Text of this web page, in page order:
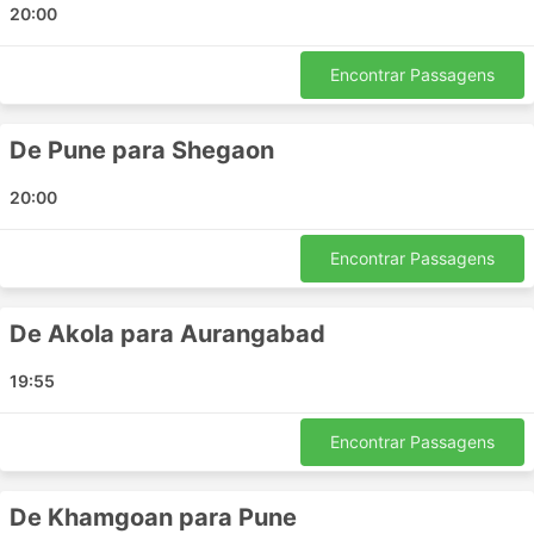
Jai Jagdamb Travels incluem:
Akot
Pune
Chikhali
Principais Destinos da Jai Jagdamb
20:00
Encontrar Passagens
De Pune para Shegaon
20:00
Encontrar Passagens
De Akola para Aurangabad
19:55
Encontrar Passagens
De Khamgoan para Pune